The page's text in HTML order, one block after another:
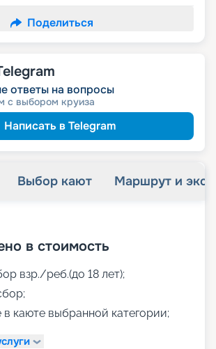
Поделиться
ответы на вопросы
с выбором круиза
Написать в Telegram
Выбор кают Маршрут и
в стоимость
взр./реб.(до 18 лет);
каюте выбранной категории;